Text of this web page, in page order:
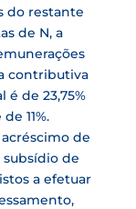
do restante
de N, a
contributiva
é de 23,75%
11%.
de
subsídio de
a efetuar